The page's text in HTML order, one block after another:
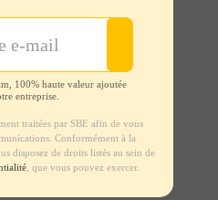
100% haute valeur ajoutée
entreprise.
traitées par SBE afin de vous
Conformément à la
disposez de droits listés au sein de
, que vous pouvez exercer.